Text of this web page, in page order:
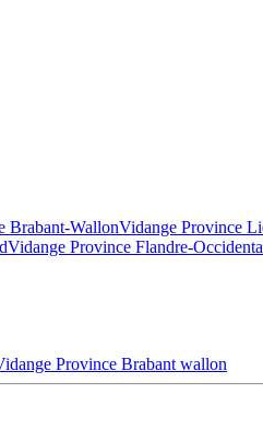
Brabant-WallonVidange Province
Vidange Province Flandre-
Province Brabant wallon